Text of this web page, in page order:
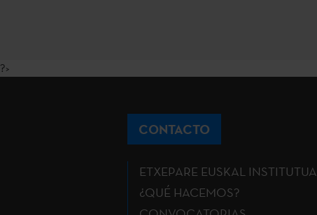
?>
CONTACTO
ETXEPARE EUSKAL INSTITUTUA
¿QUÉ HACEMOS?